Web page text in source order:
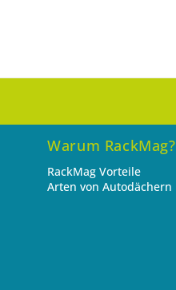
Warum RackMag?
RackMag Vorteile
Arten von Autodächern